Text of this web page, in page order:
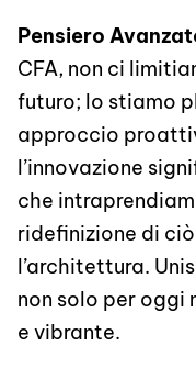
Pensiero
CFA, non ci
futuro; lo stiamo
approccio
l’innovazione
che
ridefinizione di
l’architettura.
non solo per oggi
e vibrante.